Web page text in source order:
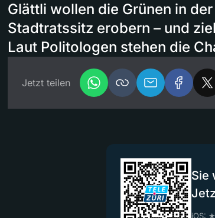
Glättli wollen die Grünen in
Stadtratssitz erobern – und
Laut Politologen stehen die
Jetzt teilen
Sie
iOS: